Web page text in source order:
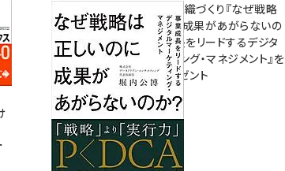
成果を生む組織づくり『なぜ戦略
は正しいのに成果があがらないの
か？ 事業成長をリードするデジタ
ルマーケティング・マネジメント』を
3名様にプレゼント
8月7日 10:00